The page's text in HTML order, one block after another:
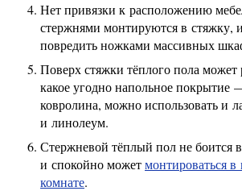
Нет привязки к расположению
стержнями монтируются в стяжку,
повредить ножками массивных
Поверх стяжки тёплого пола может
какое угодно напольное покрытие
ковролина, можно использовать и
и линолеум.
Стержневой тёплый пол не боится
и спокойно можетмонтироваться в
комнате.